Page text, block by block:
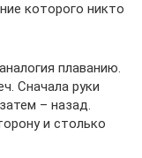
которого никто
плаванию.
Сначала руки
– назад.
и столько